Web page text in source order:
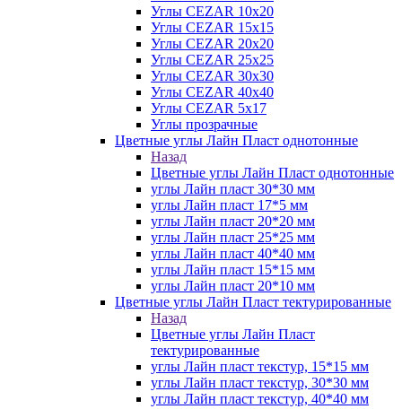
Углы CEZAR 10х20
Углы CEZAR 15х15
Углы CEZAR 20х20
Углы CEZAR 25х25
Углы CEZAR 30х30
Углы CEZAR 40х40
Углы CEZAR 5х17
Углы прозрачные
Цветные углы Лайн Пласт однотонные
Назад
Цветные углы Лайн Пласт однотонные
углы Лайн пласт 30*30 мм
углы Лайн пласт 17*5 мм
углы Лайн пласт 20*20 мм
углы Лайн пласт 25*25 мм
углы Лайн пласт 40*40 мм
углы Лайн пласт 15*15 мм
углы Лайн пласт 20*10 мм
Цветные углы Лайн Пласт тектурированные
Назад
Цветные углы Лайн Пласт
тектурированные
углы Лайн пласт текстур, 15*15 мм
углы Лайн пласт текстур, 30*30 мм
углы Лайн пласт текстур, 40*40 мм